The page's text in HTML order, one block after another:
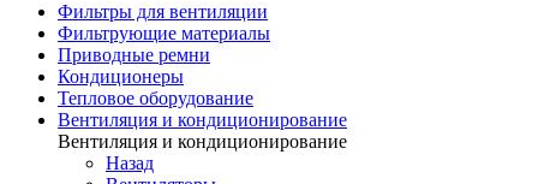
Фильтры для вентиляции
Фильтрующие материалы
Приводные ремни
Кондиционеры
Тепловое оборудование
Вентиляция и кондиционирование
Вентиляция и кондиционирование
Назад